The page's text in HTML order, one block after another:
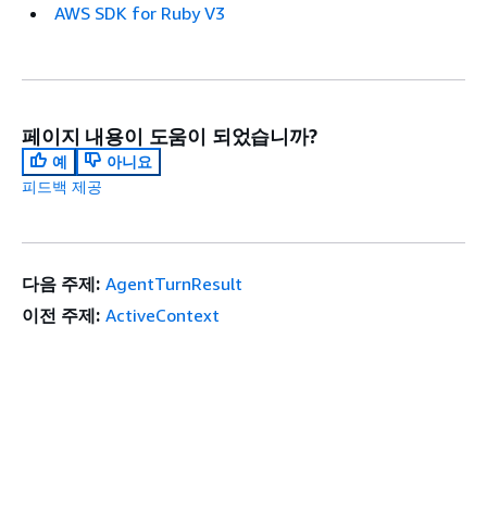
AWS SDK for Ruby V3
페이지 내용이 도움이 되었습니까?
예
아니요
피드백 제공
다음 주제: AgentTurnResult
이전 주제: ActiveContext